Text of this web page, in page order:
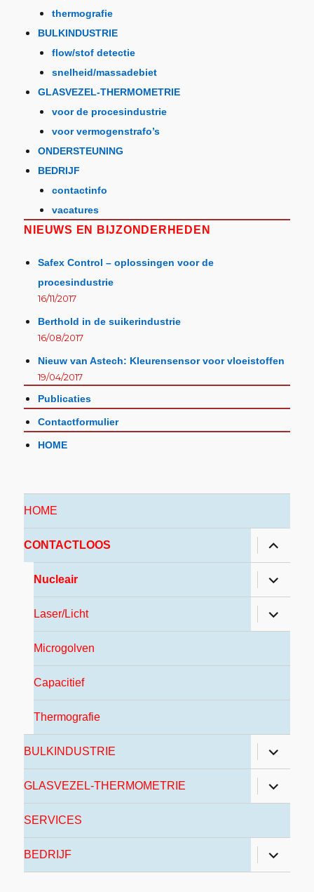
thermografie
BULKINDUSTRIE
flow/stof detectie
snelheid/massadebiet
GLASVEZEL-THERMOMETRIE
voor de procesindustrie
voor vermogenstrafo’s
ONDERSTEUNING
BEDRIJF
contactinfo
vacatures
NIEUWS EN BIJZONDERHEDEN
Safex Control – oplossingen voor de
procesindustrie
16/11/2017
Berthold in de suikerindustrie
16/08/2017
Nieuw van Astech: Kleurensensor voor vloeistoffen
19/04/2017
Publicaties
Contactformulier
HOME
HOME
CONTACTLOOS
Nucleair
Laser/Licht
Microgolven
Capacitief
Thermografie
BULKINDUSTRIE
GLASVEZEL-THERMOMETRIE
SERVICES
BEDRIJF